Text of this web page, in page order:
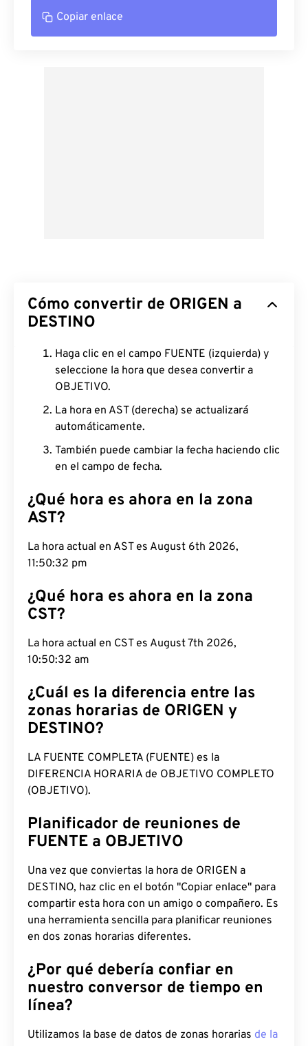
Copiar enlace
Cómo convertir de ORIGEN a
DESTINO
Haga clic en el campo FUENTE (izquierda) y
seleccione la hora que desea convertir a
OBJETIVO.
La hora en AST (derecha) se actualizará
automáticamente.
También puede cambiar la fecha haciendo clic
en el campo de fecha.
¿Qué hora es ahora en la zona
AST?
La hora actual en AST es August 6th 2026,
11:50:33 pm
¿Qué hora es ahora en la zona
CST?
La hora actual en CST es August 7th 2026,
10:50:33 am
¿Cuál es la diferencia entre las
zonas horarias de ORIGEN y
DESTINO?
LA FUENTE COMPLETA (FUENTE) es la
DIFERENCIA HORARIA de OBJETIVO COMPLETO
(OBJETIVO).
Planificador de reuniones de
FUENTE a OBJETIVO
Una vez que conviertas la hora de ORIGEN a
DESTINO, haz clic en el botón "Copiar enlace" para
compartir esta hora con un amigo o compañero. Es
una herramienta sencilla para planificar reuniones
en dos zonas horarias diferentes.
¿Por qué debería confiar en
nuestro conversor de tiempo en
línea?
Utilizamos la base de datos de zonas horarias de la